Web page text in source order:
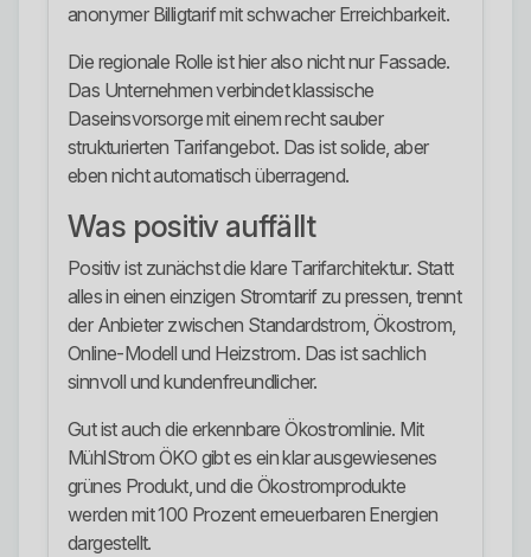
anonymer Billigtarif mit schwacher Erreichbarkeit.
Die regionale Rolle ist hier also nicht nur Fassade.
Das Unternehmen verbindet klassische
Daseinsvorsorge mit einem recht sauber
strukturierten Tarifangebot. Das ist solide, aber
eben nicht automatisch überragend.
Was positiv auffällt
Positiv ist zunächst die klare Tarifarchitektur. Statt
alles in einen einzigen Stromtarif zu pressen, trennt
der Anbieter zwischen Standardstrom, Ökostrom,
Online-Modell und Heizstrom. Das ist sachlich
sinnvoll und kundenfreundlicher.
Gut ist auch die erkennbare Ökostromlinie. Mit
MühlStrom ÖKO gibt es ein klar ausgewiesenes
grünes Produkt, und die Ökostromprodukte
werden mit 100 Prozent erneuerbaren Energien
dargestellt.